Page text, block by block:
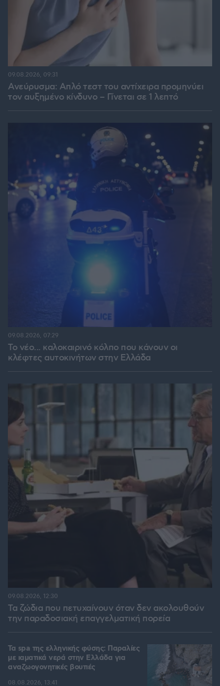
Ανεύρυσμα: Απλό τεστ του αντίχειρα προμηνύει
τον αυξημένο κίνδυνο – Γίνεται σε 1 λεπτό
09.08.2026, 09:31
Το νέο... καλοκαιρινό κόλπο που κάνουν οι
κλέφτες αυτοκινήτων στην Ελλάδα
09.08.2026, 07:29
Τα ζώδια που πετυχαίνουν όταν δεν ακολουθούν
την παραδοσιακή επαγγελματική πορεία
09.08.2026, 12:30
Τα spa της ελληνικής φύσης: Παραλίες
με ιαματικά νερά στην Ελλάδα για
αναζωογονητικές βουτιές
08.08.2026, 13:41